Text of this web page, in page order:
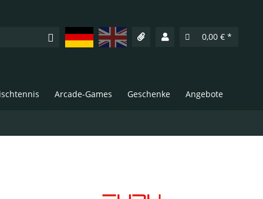
DeutschEnglish 0,00 € *
Arcade-Games Geschenke Angebote